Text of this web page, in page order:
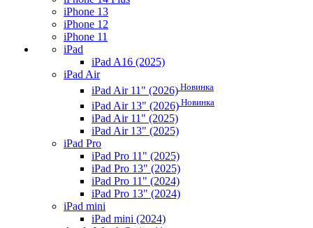
iPhone 13
iPhone 12
iPhone 11
iPad
iPad A16 (2025)
iPad Air
iPad Air 11" (2026) Новинка
iPad Air 13" (2026) Новинка
iPad Air 11" (2025)
iPad Air 13" (2025)
iPad Pro
iPad Pro 11" (2025)
iPad Pro 13" (2025)
iPad Pro 11" (2024)
iPad Pro 13" (2024)
iPad mini
iPad mini (2024)